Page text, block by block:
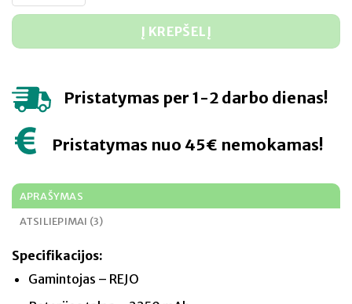
Į KREPŠELĮ
Pristatymas per 1-2 darbo dienas!
Pristatymas nuo 45€ nemokamas!
APRAŠYMAS
ATSILIEPIMAI (3)
Specifikacijos:
Gamintojas – REJO